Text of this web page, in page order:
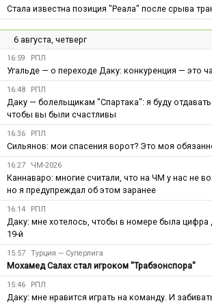
Стала известна позиция "Реала" после срыва
6 августа, четверг
16:59 РПЛ
Угальде — о переходе Даку: конкуренция — это
16:48 РПЛ
Даку — болельщикам "Спартака": я буду отдавать
чтобы вы были счастливы
16:36 РПЛ
Сильянов: мои спасения ворот? Это моя
16:27 ЧМ-2026
Каннаваро: многие считали, что на ЧМ у нас не
но я предупреждал об этом заранее
16:14 РПЛ
Даку: мне хотелось, чтобы в номере была цифра
19-й
15:57 Турция — Суперлига
Мохамед Салах стал игроком "Трабзонспора"
15:46 РПЛ
Даку: мне нравится играть на команду. И